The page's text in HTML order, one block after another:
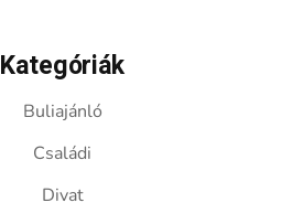
Kategóriák
Buliajánló
Családi
Divat